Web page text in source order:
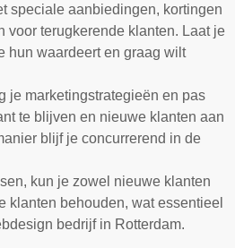
speciale aanbiedingen, kortingen
voor terugkerende klanten. Laat je
hun waardeert en graag wilt
je marketingstrategieën en pas
te blijven en nieuwe klanten aan
blijf je concurrerend in de
kun je zowel nieuwe klanten
klanten behouden, wat essentieel
bedrijf in Rotterdam.